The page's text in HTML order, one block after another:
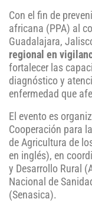
Con el fin de
africana (PPA) al
Guadalajara,
regional en
fortalecer las
diagnóstico y
enfermedad que
El evento es
Cooperación para
de Agricultura de
en inglés), en
y Desarrollo Rural
Nacional de
(Senasica).